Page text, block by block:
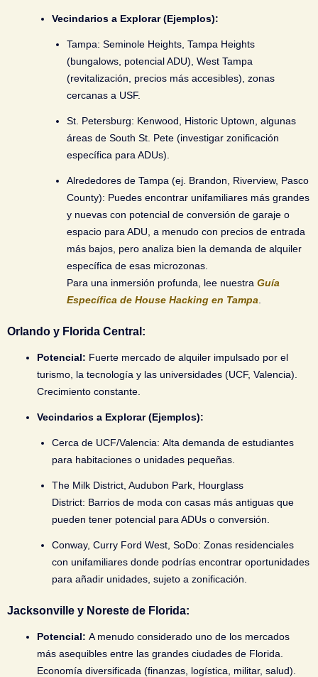
Vecindarios a Explorar (Ejemplos):
Tampa: Seminole Heights, Tampa Heights
(bungalows, potencial ADU), West Tampa
(revitalización, precios más accesibles), zonas
cercanas a USF.
St. Petersburg: Kenwood, Historic Uptown, algunas
áreas de South St. Pete (investigar zonificación
específica para ADUs).
Alrededores de Tampa (ej. Brandon, Riverview, Pasco
County): Puedes encontrar unifamiliares más grandes
y nuevas con potencial de conversión de garaje o
espacio para ADU, a menudo con precios de entrada
más bajos, pero analiza bien la demanda de alquiler
específica de esas microzonas.
Para una inmersión profunda, lee nuestra Guía
Específica de House Hacking en Tampa
Orlando y Florida Central:
Potencial: Fuerte mercado de alquiler impulsado por el
turismo, la tecnología y las universidades (UCF, Valencia).
Crecimiento constante.
Vecindarios a Explorar (Ejemplos):
Cerca de UCF/Valencia: Alta demanda de estudiantes
para habitaciones o unidades pequeñas.
The Milk District, Audubon Park, Hourglass
District: Barrios de moda con casas más antiguas que
pueden tener potencial para ADUs o conversión.
Conway, Curry Ford West, SoDo: Zonas residenciales
con unifamiliares donde podrías encontrar oportunidades
para añadir unidades, sujeto a zonificación.
Jacksonville y Noreste de Florida:
Potencial: A menudo considerado uno de los mercados
más asequibles entre las grandes ciudades de Florida.
Economía diversificada (finanzas, logística, militar, salud).